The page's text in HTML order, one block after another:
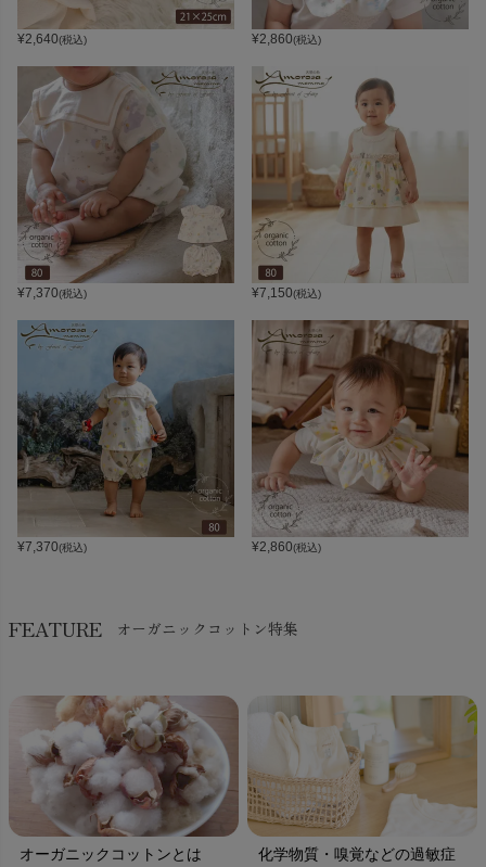
¥2,640(税込) ¥2,860(税込)
¥7,370(税込) ¥7,150(税込)
¥7,370(税込) ¥2,860(税込)
FEATURE オーガニックコットン特集
オーガニックコットンとは
化学物質・嗅覚などの過敏症